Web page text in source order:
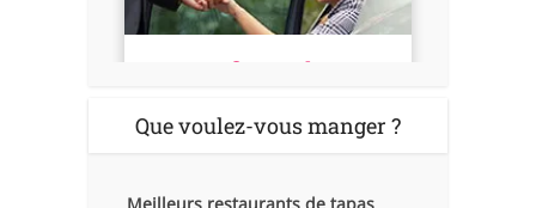
Que voulez-vous manger ?